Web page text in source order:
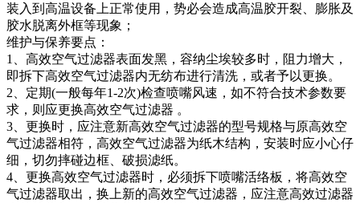
装入到高温设备上正常使用，势必会造成高温胶开裂、膨胀及
胶水脱离外框等现象；
维护与保养要点：
1、高效空气过滤器表面发黑，容纳尘埃较多时，阻力增大，
即拆下高效空气过滤器内无纺布进行清洗，或者予以更换。
2、定期(一般每年1-2次)检查喷嘴风速，如不符合技术参数要
求，则应更换高效空气过滤器 。
3、更换时，应注意新高效空气过滤器的型号规格与原高效空
气过滤器相符，高效空气过滤器为纸木结构，安装时应小心仔
细，切勿摔碰边框、破损滤纸。
4、更换高效空气过滤器时，必须拆下喷嘴活络板，将高效空
气过滤器取出，换上新的高效空气过滤器，应注意高效过滤器